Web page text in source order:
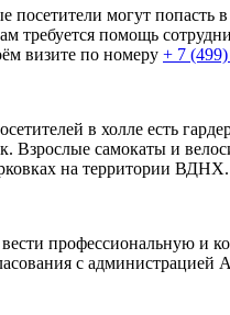
посетители могут попасть в
требуется помощь
визите по номеру + 7
в холле есть
Взрослые самокаты и
на территории ВДНХ.
вести профессиональную и
с